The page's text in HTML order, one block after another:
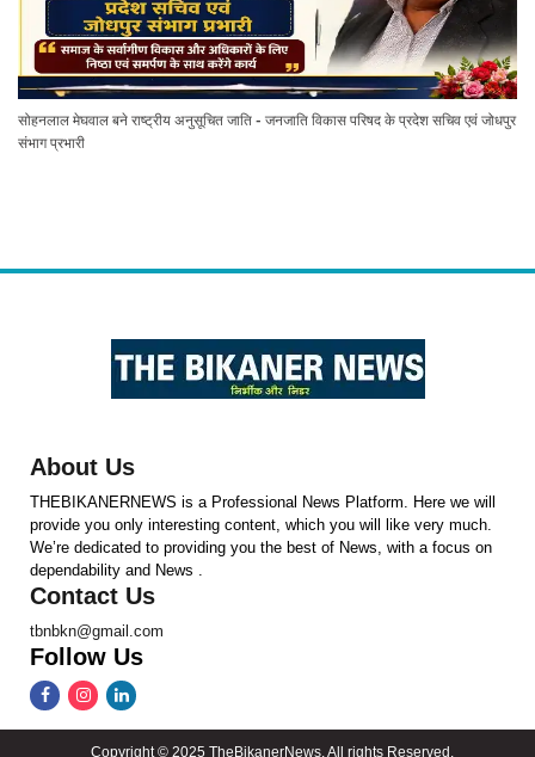
सोहनलाल मेघवाल बने राष्ट्रीय अनुसूचित जाति - जनजाति विकास परिषद के प्रदेश सचिव एवं जोधपुर
संभाग प्रभारी
About Us
THEBIKANERNEWS is a Professional News Platform. Here we will
provide you only interesting content, which you will like very much.
We’re dedicated to providing you the best of News, with a focus on
dependability and News .
Contact Us
tbnbkn@gmail.com
Follow Us
Copyright © 2025 TheBikanerNews. All rights Reserved.